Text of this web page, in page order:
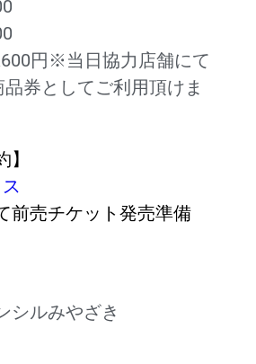
円※当日協力店舗にて
券としてご利用頂けま
売チケット発売準備
シルみやざき